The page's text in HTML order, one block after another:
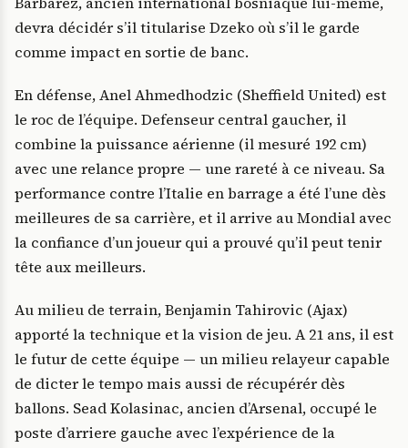
devra décidér s’il titularise Dzeko où s’il le garde
comme impact en sortie de banc.
En défense, Anel Ahmedhodzic (Sheffield United) est
le roc de l’équipe. Defenseur central gaucher, il
combine la puissance aérienne (il mesuré 192 cm)
avec une relance propre — une rareté à ce niveau. Sa
performance contre l’Italie en barrage a été l’une dès
meilleures de sa carrière, et il arrive au Mondial avec
la confiance d’un joueur qui a prouvé qu’il peut tenir
tête aux meilleurs.
Au milieu de terrain, Benjamin Tahirovic (Ajax)
apporté la technique et la vision de jeu. A 21 ans, il est
le futur de cette équipe — un milieu relayeur capable
de dicter le tempo mais aussi de récupérér dès
ballons. Sead Kolasinac, ancien d’Arsenal, occupé le
poste d’arriere gauche avec l’expérience de la